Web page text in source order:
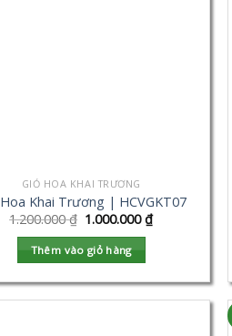
GIỎ HOA KHAI TRƯƠNG
Khai Trương | HCVGKT07
1.200.000₫ 1.000.000₫
Thêm vào giỏ hàng